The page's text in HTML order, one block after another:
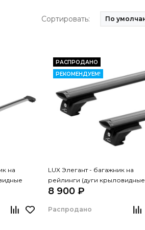
Сортировать:
на
РАСПРОДАНО
РЕКОМЕНДУЕМ!
LUX Элегант - багажник на
рейлинги (дуги крыловидные
черные, 1,2м)
8 900 ₽
Распродано